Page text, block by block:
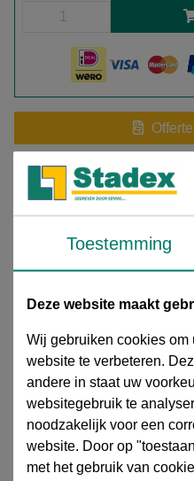
Meer
Download extra
Knie 90°, verlopend, 1 1/4"
EN 10226- 1 (DIN 2999),
Stalen draadfittingen
draadfittingen (verzinkt)
duurzame verbinding in
Dankzij de
corrosiebestendig, ideaal
Toestemming
Deze website maakt
Wij gebruiken cookies om
website te verbeteren.
andere in staat uw
websitegebruik te
noodzakelijk voor een
website. Door op
met het gebruik van